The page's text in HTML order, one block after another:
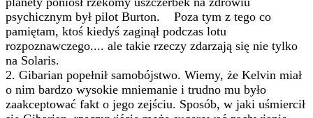
psychicznym był pilot Burton. Poza tym z tego co
pamiętam, ktoś kiedyś zaginął podczas lotu
rozpoznawczego.... ale takie rzeczy zdarzają się nie tylko
na Solaris.
2. Gibarian popełnił samobójstwo. Wiemy, że Kelvin miał
o nim bardzo wysokie mniemanie i trudno mu było
zaakceptować fakt o jego zejściu. Sposób, w jaki uśmiercił